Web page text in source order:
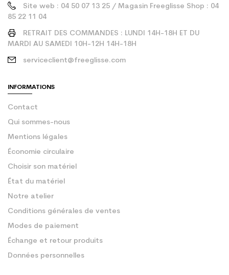
Site web : 04 50 07 13 25 / Magasin Freeglisse Shop : 04
85 22 11 04
RETRAIT DES COMMANDES : LUNDI 14H-18H ET DU
MARDI AU SAMEDI 10H-12H 14H-18H
serviceclient@freeglisse.com
INFORMATIONS
Contact
Qui sommes-nous
Mentions légales
Économie circulaire
Choisir son matériel
État du matériel
Notre atelier
Conditions générales de ventes
Modes de paiement
Échange et retour produits
Données personnelles